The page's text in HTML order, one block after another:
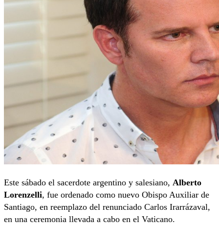
Este sábado el sacerdote argentino y salesiano, Alberto
Lorenzelli, fue ordenado como nuevo Obispo Auxiliar de
Santiago, en reemplazo del renunciado Carlos Irarrázaval,
en una ceremonia llevada a cabo en el Vaticano.